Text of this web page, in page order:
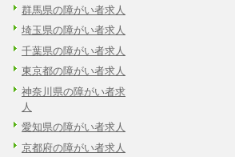
群馬県の障がい者求人
埼玉県の障がい者求人
千葉県の障がい者求人
東京都の障がい者求人
神奈川県の障がい者求
人
愛知県の障がい者求人
京都府の障がい者求人